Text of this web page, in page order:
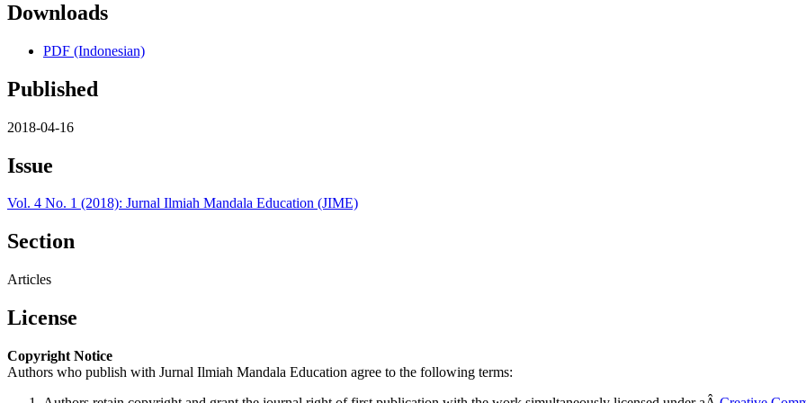
Downloads
PDF (Indonesian)
Published
2018-04-16
Issue
Vol. 4 No. 1 (2018): Jurnal Ilmiah Mandala Education (JIME)
Section
Articles
License
Copyright Notice
Authors who publish with Jurnal Ilmiah Mandala Education agree to the following terms: